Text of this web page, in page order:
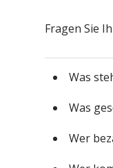
Fragen Sie
Was
Was
Wer